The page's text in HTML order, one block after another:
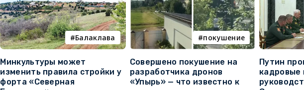
Балаклава
Минкультуры может
изменить правила стройки у
форта «Северная
покушение
Совершено покушение на
разработчика дронов
«Упырь» — что известно к
Путин
кадровые